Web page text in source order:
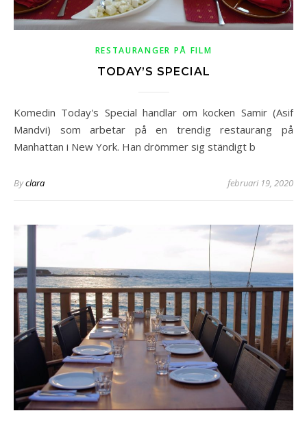
RESTAURANGER PÅ FILM
TODAY’S SPECIAL
Komedin Today's Special handlar om kocken Samir (Asif
Mandvi) som arbetar på en trendig restaurang på
Manhattan i New York. Han drömmer sig ständigt b
Byclara februari 19, 2020